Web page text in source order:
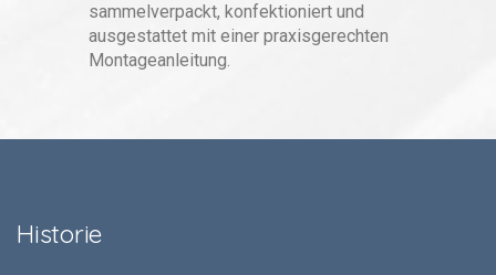
sammelverpackt, konfektioniert und
ausgestattet mit einer praxisgerechten
Montageanleitung.
Historie